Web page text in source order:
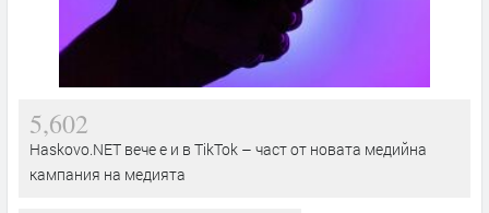
5,602
Haskovo.NET вече е и в TikTok – част от новата медийна
кампания на медията